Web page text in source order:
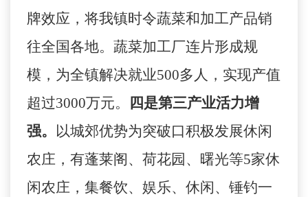
牌效应，将我镇时令蔬菜和加工产品销
往全国各地。蔬菜加工厂连片形成规
模，为全镇解决就业500多人，实现产值
超过3000万元。
四是第三产业活力增
强。
以城郊优势为突破口积极发展休闲
农庄，有蓬莱阁、荷花园、曙光等5家休
闲农庄，集餐饮、娱乐、休闲、锤钓一